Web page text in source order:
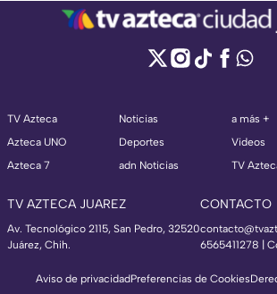
TV Azteca
Azteca UNO
Azteca 7
Noticias
Deportes
adn Noticias
a más +
Videos
TV
TV AZTECA JUAREZ
Av. Tecnológico 2115, San Pedro, 32520
Juárez, Chih.
CONTACTO
6565411278 |
Aviso de privacidadPreferencias de Cookies